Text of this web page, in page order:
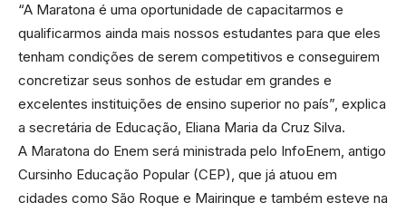
“A Maratona é uma oportunidade de capacitarmos e
qualificarmos ainda mais nossos estudantes para que eles
tenham condições de serem competitivos e conseguirem
concretizar seus sonhos de estudar em grandes e
excelentes instituições de ensino superior no país”, explica
a secretária de Educação, Eliana Maria da Cruz Silva.
A Maratona do Enem será ministrada pelo InfoEnem, antigo
Cursinho Educação Popular (CEP), que já atuou em
cidades como São Roque e Mairinque e também esteve na